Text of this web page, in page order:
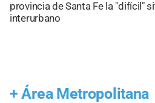
provincia de Santa Fe la "difícil"
interurbano
+ Área Metropolitana